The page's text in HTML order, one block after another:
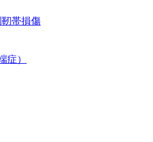
帯損傷
症）